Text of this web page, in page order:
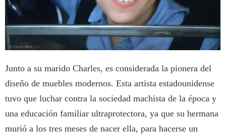
Junto a su marido Charles, es considerada la pionera del
diseño de muebles modernos. Esta artista estadounidense
tuvo que luchar contra la sociedad machista de la época y
una educación familiar ultraprotectora, ya que su hermana
murió a los tres meses de nacer ella, para hacerse un